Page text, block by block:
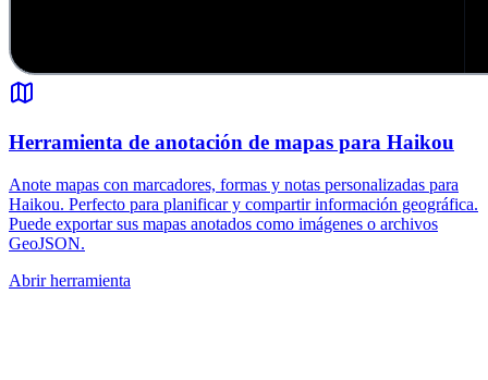
Herramienta de anotación de mapas para Haikou
Anote mapas con marcadores, formas y notas personalizadas para
Haikou. Perfecto para planificar y compartir información geográfica.
Puede exportar sus mapas anotados como imágenes o archivos
GeoJSON.
Abrir herramienta